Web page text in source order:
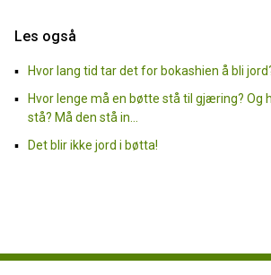
Les også
Hvor lang tid tar det for bokashien å bli
Hvor lenge må en bøtte stå til gjæring? Og
stå? Må den stå in...
Det blir ikke jord i bøtta!